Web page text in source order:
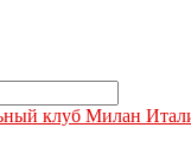
клуб Милан